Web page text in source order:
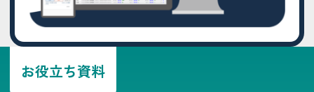
お役立ち資料